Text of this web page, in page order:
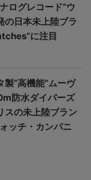
ログレコード”ウ
の日本未上陸ブラ
に注目
製“高機能”ムーヴ
防水ダイバーズ
スの未上陸ブラン
ッチ・カンパニ